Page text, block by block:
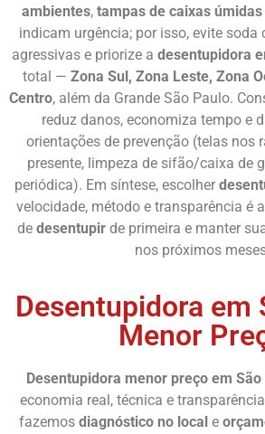
ambientes, tampas de caixas úmidas
indicam urgência; por isso, evite
agressivas e priorize a desentupidora
total — Zona Sul, Zona Leste, Zona
Centro, além da Grande São Paulo.
reduz danos, economiza tempo e
orientações de prevenção (telas nos
presente, limpeza de sifão/caixa de
periódica). Em síntese, escolher
velocidade, método e transparência é
de desentupirde primeira e manter
nos próximos
Desentupidora em
Menor
Desentupidora menor preço em São
economia real, técnica e
fazemos diagnóstico no local e